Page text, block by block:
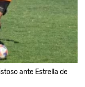
ante Estrella de